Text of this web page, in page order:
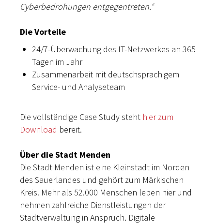
Cyberbedrohungen entgegentreten.“
Die Vorteile
24/7-Überwachung des IT-Netzwerkes an 365
Tagen im Jahr
Zusammenarbeit mit deutschsprachigem
Service- und Analyseteam
Die vollständige Case Study steht hier zum
Download bereit.
Über die Stadt Menden
Die Stadt Menden ist eine Kleinstadt im Norden
des Sauerlandes und gehört zum Märkischen
Kreis. Mehr als 52.000 Menschen leben hier und
nehmen zahlreiche Dienstleistungen der
Stadtverwaltung in Anspruch. Digitale